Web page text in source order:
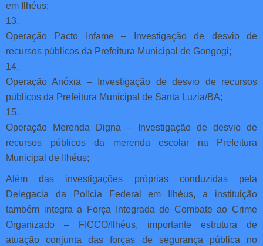
em Ilhéus;
13.
Operação Pacto Infame – Investigação de desvio de
recursos públicos da Prefeitura Municipal de Gongogi;
14.
Operação Anóxia – Investigação de desvio de recursos
públicos da Prefeitura Municipal de Santa Luzia/BA;
15.
Operação Merenda Digna – Investigação de desvio de
recursos públicos da merenda escolar na Prefeitura
Municipal de Ilhéus;
Além das investigações próprias conduzidas pela
Delegacia da Polícia Federal em Ilhéus, a instituição
também integra a Força Integrada de Combate ao Crime
Organizado – FICCO/Ilhéus, importante estrutura de
atuação conjunta das forças de segurança pública no